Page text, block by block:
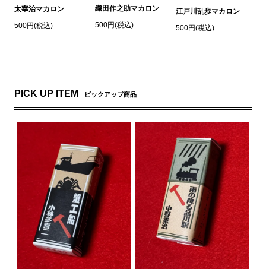
太宰治マカロン
500円(税込)
織田作之助マカロン
500円(税込)
江戸川乱歩マカロン
500円(税込)
PICK UP ITEM ピックアップ商品